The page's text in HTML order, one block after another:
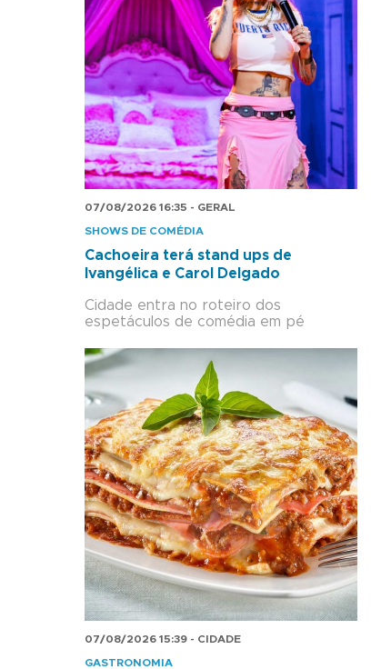
07/08/2026 16:35 - GERAL
SHOWS DE COMÉDIA
Cachoeira terá stand ups de
Ivangélica e Carol Delgado
Cidade entra no roteiro dos
espetáculos de comédia em pé
07/08/2026 15:39 - CIDADE
GASTRONOMIA